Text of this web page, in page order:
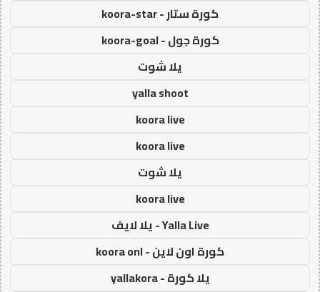
كورة ستار - koora-star
كورة جول - koora-goal
يلا شوت
yalla shoot
koora live
koora live
يلا شوت
koora live
Yalla Live - يلا لايف
كورة اون لاين - koora onl
يلا كورة - yallakora